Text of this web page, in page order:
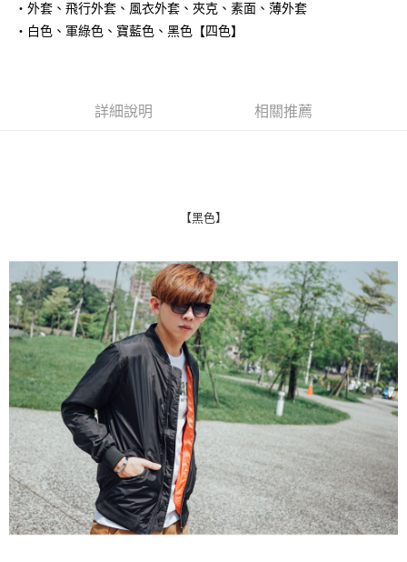
Google Pay
AFTEE先享後付是「在收到商品之後才付款」的支付方式。 讓您購物簡單
２．訂單成立數日內，您將收到繳費通知簡訊。
３．收到繳費通知簡訊後14天內，點擊此簡訊中的連結，可透過四大超商／
ATM／網路銀行／等多元方式進行付款，方視為交易完成。
※ 請注意：結帳手續完成當下不需立刻繳費，但若您需要取消訂單，請聯絡
購買商品的店家。未經商家同意取消之訂單仍視為有效，需透過AFTEE先享
後付繳納相關費用。
※ 交易是否成功請以「AFTEE先享後付 」之結帳頁面顯示為準，若有關於
是否繳費成功／繳費後需取消欲退款等相關疑問，請聯繫「AFTEE先享後付
客戶支援中心」https://netprotections.freshdesk.com/support/home
【注意事項】
１．透過由恩沛科技股份有限公司提供之「AFTEE先享後付」服務完成之交
易，需依本服務之必要範圍內提供個人資料，並將交易相關給付款項請求債
權轉讓予恩沛科技股份有限公司。
２．關於個人資料處理事宜，請瀏覽以下網址：
https://aftee.tw/terms/#terms3
３．未成年的使用者請事先徵得法定代理人或監護人之同意方可使用
每筆NT$80，滿NT$1,800(含以上)免運費
每筆NT$80，滿NT$1,800(含以上)免運費
7-11付款取貨
每筆NT$80，滿NT$1,800(含以上)免運費
先付款後7-11取貨
每筆NT$80，滿NT$1,800(含以上)免運費
每筆NT$120，滿NT$3,000(含以上)免運費
‧外套、飛行外套、風衣外套、夾克、素面、薄外套
‧白色、軍綠色、寶藍色、黑色【四色】
詳細說明 相關推薦
【黑色】